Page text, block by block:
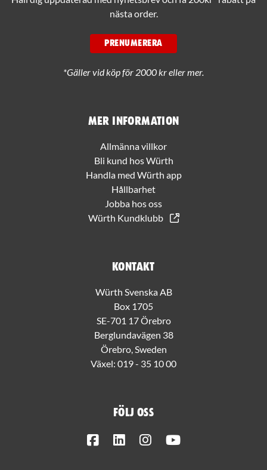
Mer information
Allmänna villkor
Bli kund hos Würth
Handla med Würth app
Hållbarhet
Jobba hos oss
Würth Kundklubb
Kontakt
Würth Svenska AB
Box 1705
SE-701 17 Örebro
Berglundavägen 38
Örebro, Sweden
Växel: 019 - 35 10 00
Följ oss
FacebookLinkedInInstagram
nästa order.
PRENUMERERA
*Gäller vid köp för 2000 kr eller mer.